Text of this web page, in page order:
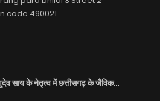
code 490021
साय के नेतृत्व में छत्तीसगढ़ के जैविक…